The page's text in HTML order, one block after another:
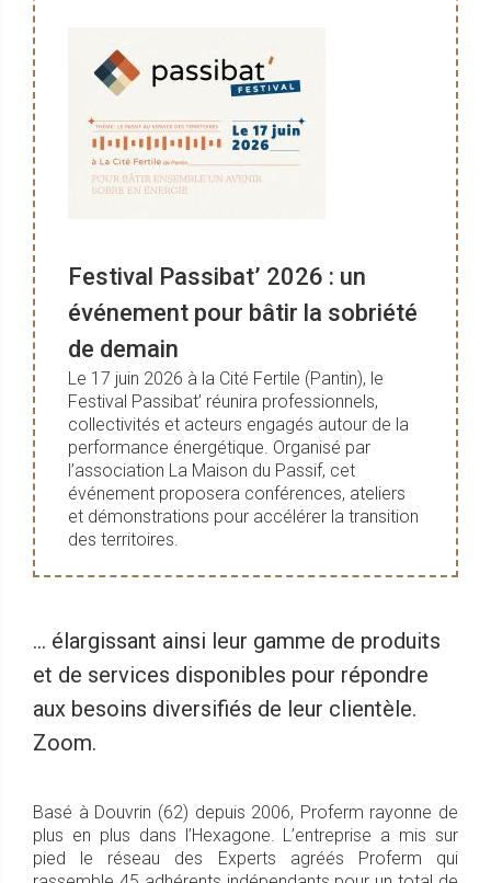
Festival Passibat’ 2026 : un
événement pour bâtir la sobriété
de demain
Le 17 juin 2026 à la Cité Fertile (Pantin), le
Festival Passibat’ réunira professionnels,
collectivités et acteurs engagés autour de la
performance énergétique. Organisé par
l’association La Maison du Passif, cet
événement proposera conférences, ateliers
et démonstrations pour accélérer la transition
des territoires.
... élargissant ainsi leur gamme de produits
et de services disponibles pour répondre
aux besoins diversifiés de leur clientèle.
Zoom.
Basé à Douvrin (62) depuis 2006, Proferm rayonne de
plus en plus dans l’Hexagone. L’entreprise a mis sur
pied le réseau des Experts agréés Proferm qui